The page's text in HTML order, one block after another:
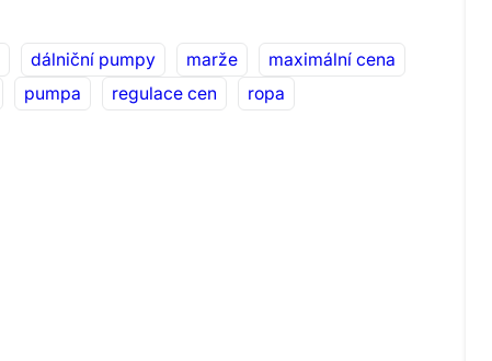
dálniční pumpy marže
maximální cena
pumpa regulace cen
ropa